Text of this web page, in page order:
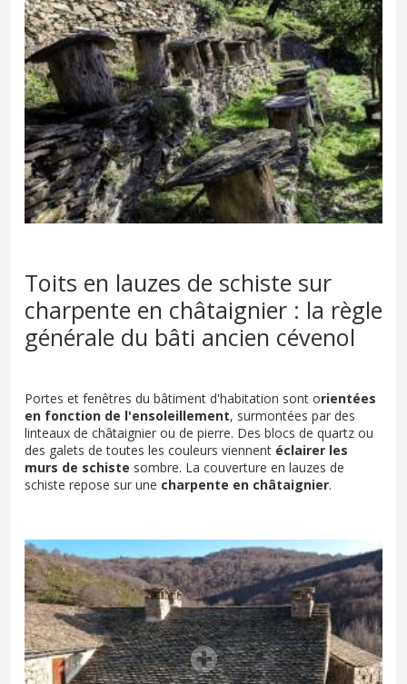
Toits en lauzes de schiste sur
charpente en châtaignier : la règle
générale du bâti ancien cévenol
Portes et fenêtres du bâtiment d'habitation sont orientées
en fonction de l'ensoleillement, surmontées par des
linteaux de châtaignier ou de pierre. Des blocs de quartz ou
des galets de toutes les couleurs viennent éclairer les
murs de schiste sombre. La couverture en lauzes de
schiste repose sur une charpente en châtaignier.